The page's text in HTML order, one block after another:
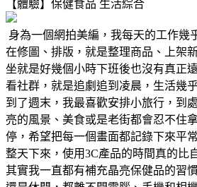
【體驗】保健食品 生活綜合
身為一個網拍美編，我每天的工作幾
在修圖、排版，就是整理商品、上架
坐就是好幾個小時下班後也沒有真正
看社群，就是追劇追到凌晨，生活幾
到了週末，我最喜歡安排小旅行，到
亮的風景、美食或是老街都會忍不住
停，希望把每一個畫面都記錄下來平
整天下來，使用3C產品的時間真的比
其實我一直都有補充晶亮保健品的習